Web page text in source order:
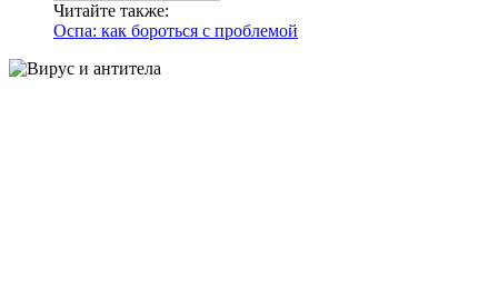
Читайте также:
Оспа: как бороться с проблемой